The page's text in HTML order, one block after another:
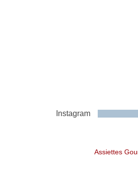
Instagram
Assiettes